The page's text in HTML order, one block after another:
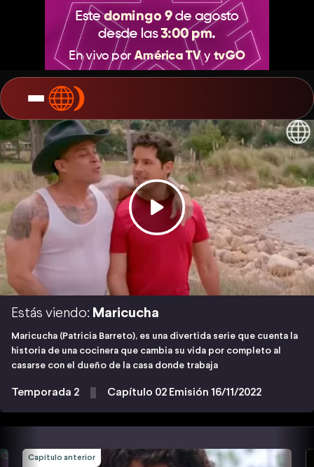
Estás viendo: Maricucha
Maricucha (Patricia Barreto), es una divertida serie que cuenta la
historia de una cocinera que cambia su vida por completo al
casarse con el dueño de la casa donde trabaja
Temporada 2 Capítulo 02 Emisión 16/11/2022
Capítulo anterior